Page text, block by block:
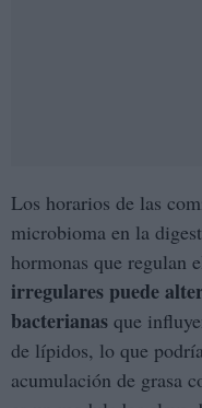
Los horarios de las
microbioma en la
hormonas que regulan
irregulares puede
bacterianas que
de lípidos, lo que
acumulación de grasa